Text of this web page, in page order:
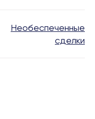
Необеспеченные
сделки